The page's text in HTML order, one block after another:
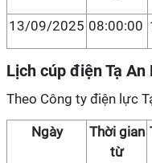
13/09/2025 08:00:00
Lịch cúp điện Tạ An
Theo Công ty điện lực
Ngày
Thời gian
từ